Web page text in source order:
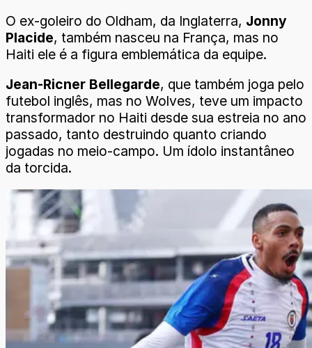
O ex-goleiro do Oldham, da Inglaterra, Jonny
Placide, também nasceu na França, mas no
Haiti ele é a figura emblemática da equipe.
Jean-Ricner Bellegarde, que também joga pelo
futebol inglês, mas no Wolves, teve um impacto
transformador no Haiti desde sua estreia no ano
passado, tanto destruindo quanto criando
jogadas no meio-campo. Um ídolo instantâneo
da torcida.